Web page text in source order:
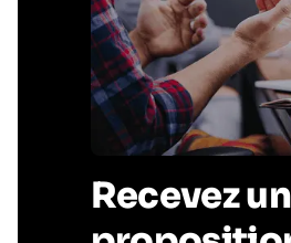
Recevez